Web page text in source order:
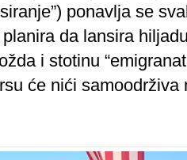
ponavlja se
da lansira
i stotinu
će nići